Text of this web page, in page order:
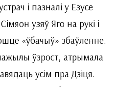
і пазналі у Езусе
узяў Яго на рукі і
«ўбачыў» збаўленне.
ўзрост, атрымала
усім пра Дзіця.